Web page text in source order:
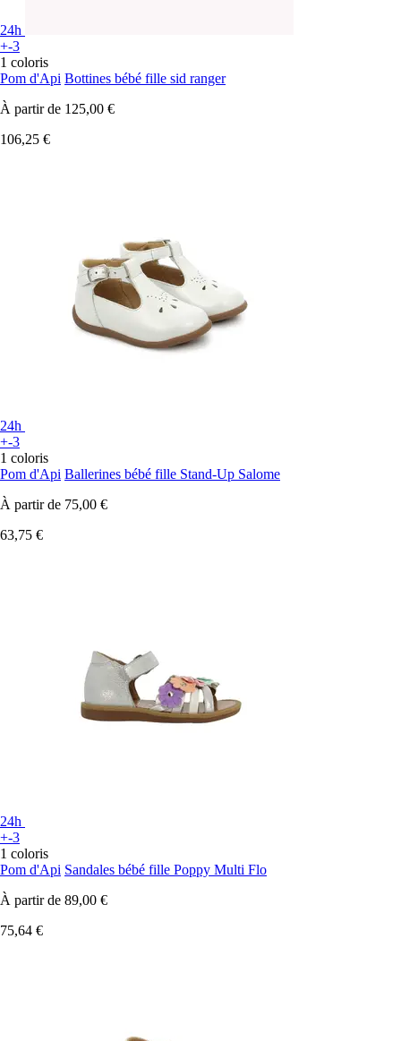
24h
+-3
1 coloris
Pom d'Api Bottines bébé fille sid ranger
À partir de 125,00 €
106,25 €
24h
+-3
1 coloris
Pom d'Api Ballerines bébé fille Stand-Up Salome
À partir de 75,00 €
63,75 €
24h
+-3
1 coloris
Pom d'Api Sandales bébé fille Poppy Multi Flo
À partir de 89,00 €
75,64 €